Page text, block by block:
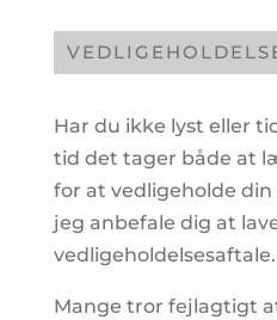
Har du ikke lyst eller
tid det tager både at
for at vedligeholde din
jeg anbefale dig at
vedligeholdelsesaftale.
Mange tror fejlagtigt